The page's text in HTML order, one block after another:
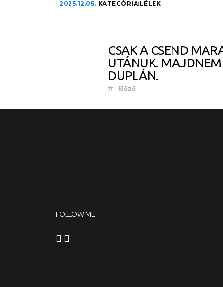
2025.12.05. KATEGÓRIA:LÉLEK
CSAK A CSEND
UTÁNUK. MAJDNEM
DUPLÁN.
Előző
FOLLOW ME